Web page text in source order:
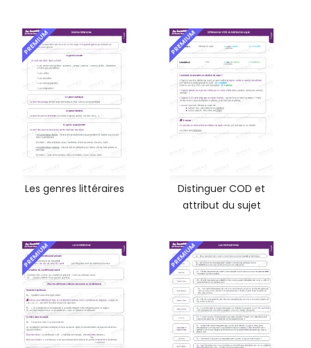
PREMIUM
Les genres littéraires
PREMIUM
Distinguer COD et
attribut du sujet
PREMIUM PREMIUM